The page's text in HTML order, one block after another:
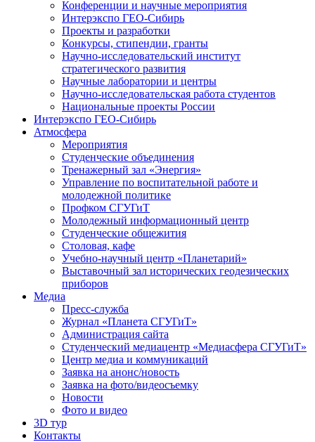
Конференции и научные мероприятия
Интерэкспо ГЕО-Сибирь
Проекты и разработки
Конкурсы, стипендии, гранты
Научно-исследовательский институт
стратегического развития
Научные лаборатории и центры
Научно-исследовательская работа студентов
Национальные проекты России
Интерэкспо ГЕО-Сибирь
Атмосфера
Мероприятия
Студенческие объединения
Тренажерный зал «Энергия»
Управление по воспитательной работе и
молодежной политике
Профком СГУГиТ
Молодежный информационный центр
Студенческие общежития
Столовая, кафе
Учебно-научный центр «Планетарий»
Выставочный зал исторических геодезических
приборов
Медиа
Пресс-служба
Журнал «Планета СГУГиТ»
Администрация сайта
Студенческий медиацентр «Медиасфера СГУГиТ»
Центр медиа и коммуникаций
Заявка на анонс/новость
Заявка на фото/видеосъемку
Новости
Фото и видео
3D тур
Контакты